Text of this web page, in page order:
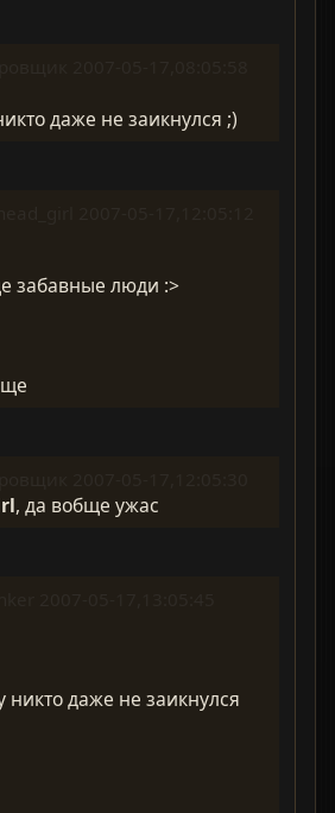
даже не заикнулся ;)
забавные люди :>
, да вобще ужас
никто даже не заикнулся